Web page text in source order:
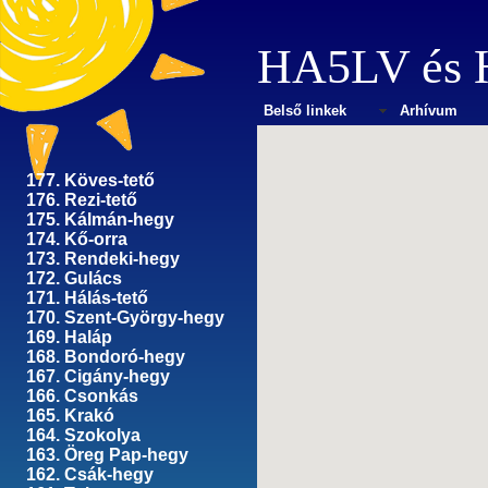
HA5LVés
177. Köves-tető
176. Rezi-tető
175. Kálmán-hegy
174. Kő-orra
173. Rendeki-hegy
172. Gulács
171. Hálás-tető
170. Szent-György-hegy
169. Haláp
168. Bondoró-hegy
167. Cigány-hegy
166. Csonkás
165. Krakó
164. Szokolya
163. Öreg Pap-hegy
162. Csák-hegy
Belső linkek Arhívum